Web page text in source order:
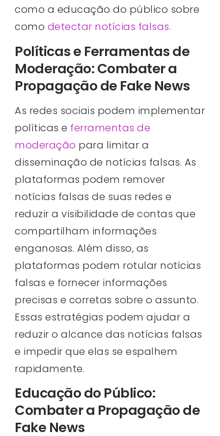
como a educação do público sobre
como detectar notícias falsas.
Políticas e Ferramentas de
Moderação: Combater a
Propagação de Fake News
As redes sociais podem implementar
políticas e ferramentas de
moderação para limitar a
disseminação de notícias falsas. As
plataformas podem remover
notícias falsas de suas redes e
reduzir a visibilidade de contas que
compartilham informações
enganosas. Além disso, as
plataformas podem rotular notícias
falsas e fornecer informações
precisas e corretas sobre o assunto.
Essas estratégias podem ajudar a
reduzir o alcance das notícias falsas
e impedir que elas se espalhem
rapidamente.
Educação do Público:
Combater a Propagação de
Fake News